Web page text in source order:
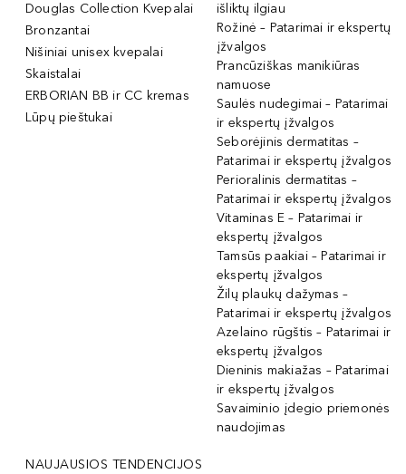
Douglas Collection Kvepalai
Bronzantai
Nišiniai unisex kvepalai
Skaistalai
ERBORIAN BB ir CC kremas
Lūpų pieštukai
išliktų ilgiau
Rožinė – Patarimai ir ekspertų
įžvalgos
Prancūziškas manikiūras
namuose
Saulės nudegimai – Patarimai
ir ekspertų įžvalgos
Seborėjinis dermatitas –
Patarimai ir ekspertų įžvalgos
Perioralinis dermatitas –
Patarimai ir ekspertų įžvalgos
Vitaminas E – Patarimai ir
ekspertų įžvalgos
Tamsūs paakiai – Patarimai ir
ekspertų įžvalgos
Žilų plaukų dažymas –
Patarimai ir ekspertų įžvalgos
Azelaino rūgštis – Patarimai ir
ekspertų įžvalgos
Dieninis makiažas – Patarimai
ir ekspertų įžvalgos
Savaiminio įdegio priemonės
naudojimas
NAUJAUSIOS TENDENCIJOS